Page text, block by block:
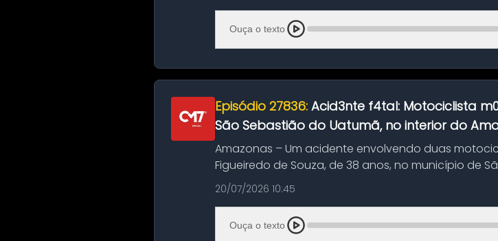
Ouça o texto
Episódio 27836: Acid3nte f4tal: Motociclista
São Sebastião do Uatumã, no interior do
Amazonas – Um acidente envolvendo duas
Figueiredo de Souza, de 38 anos, no município de
Amazonas. A colisão ocorreu n...
20/07/2026 10:45
Ouça o texto